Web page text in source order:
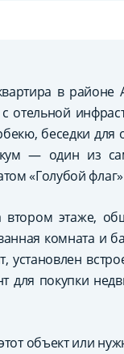
в
отельной
беседки
— один из
«Голубой флаг»
втором этаже,
комната и
установлен
для покупки
объект или